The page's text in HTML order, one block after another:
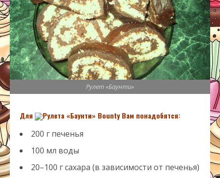
Рулет «Баунти»
Для Рулета «Баунти» Bounty Вам понадобятся:
200 г печенья
100 мл воды
20–100 г сахара (в зависимости от печенья)